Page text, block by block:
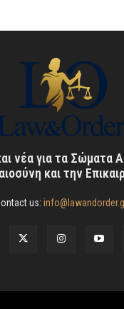
νέα για τα Σώματα
και την
us: